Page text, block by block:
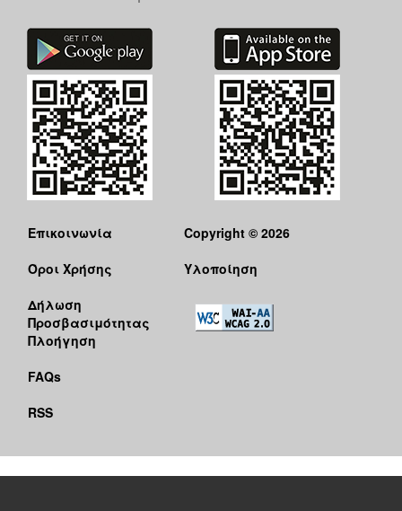
Επικοινωνία
Όροι Χρήσης
Δήλωση
Προσβασιμότητας
Πλοήγηση
FAQs
RSS
Copyright © 2026
Υλοποίηση